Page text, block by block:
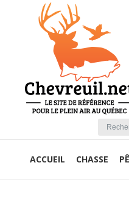
ACCUEIL CHASSE